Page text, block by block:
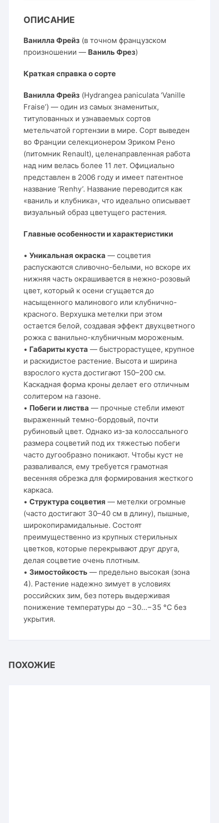
ОПИСАНИЕ
Ванилла Фрейз (в точном французском
произношении — Ваниль Фрез)
Краткая справка о сорте
Ванилла Фрейз (Hydrangea paniculata ‘Vanille
Fraise’) — один из самых знаменитых,
титулованных и узнаваемых сортов
метельчатой гортензии в мире. Сорт выведен
во Франции селекционером Эриком Рено
(питомник Renault), целенаправленная работа
над ним велась более 11 лет. Официально
представлен в 2006 году и имеет патентное
название ‘Renhy’. Название переводится как
«ваниль и клубника», что идеально описывает
визуальный образ цветущего растения.
Главные особенности и характеристики
•Уникальная окраска — соцветия
распускаются сливочно-белыми, но вскоре их
нижняя часть окрашивается в нежно-розовый
цвет, который к осени сгущается до
насыщенного малинового или клубнично-
красного. Верхушка метелки при этом
остается белой, создавая эффект двухцветного
рожка с ванильно-клубничным мороженым.
• Габариты куста — быстрорастущее, крупное
и раскидистое растение. Высота и ширина
взрослого куста достигают 150–200 см.
Каскадная форма кроны делает его отличным
солитером на газоне.
• Побеги и листва — прочные стебли имеют
выраженный темно-бордовый, почти
рубиновый цвет. Однако из-за колоссального
размера соцветий под их тяжестью побеги
часто дугообразно поникают. Чтобы куст не
разваливался, ему требуется грамотная
весенняя обрезка для формирования жесткого
каркаса.
•Структура соцветия — метелки огромные
(часто достигают 30–40 см в длину), пышные,
широкопирамидальные. Состоят
преимущественно из крупных стерильных
цветков, которые перекрывают друг друга,
делая соцветие очень плотным.
• Зимостойкость — предельно высокая (зона
4). Растение надежно зимует в условиях
российских зим, без потерь выдерживая
понижение температуры до −30…−35 °C без
укрытия.
ПОХОЖИЕ